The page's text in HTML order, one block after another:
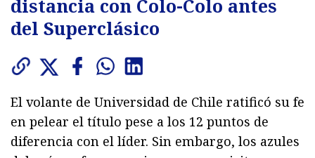
distancia con Colo-Colo antes
del Superclásico
El volante de Universidad de Chile ratificó su fe
en pelear el título pese a los 12 puntos de
diferencia con el líder. Sin embargo, los azules